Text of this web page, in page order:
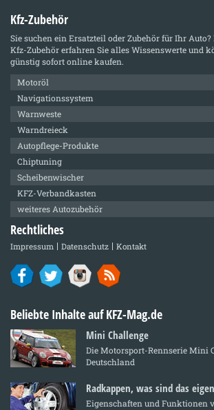
Kfz-Zubehör
Sie suchen ein Ersatzteil oder Zubehör für Ihr
Kfz-Zubehörerfahren Sie alles Wissenswerte und
günstig sofort online kaufen.
Motoröl
Navigationssystem
Warnweste
Warndreieck
Autopflege-Produkte
Chiptuning
Scheibenwischer
KFZ-Verbandkasten
weiteres Autozubehör
Rechtliches
Impressum Datenschutz Kontakt
Beliebte Inhalte auf KFZ-Mag.de
Mini Challenge
Die Motorsport-Rennserie Mini
Deutschland
Radkappen, was sind das
Eigenschaften und Funktionen